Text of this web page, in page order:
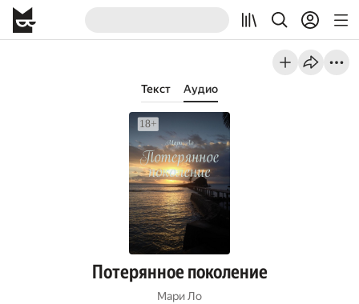
Текст Аудио
Потерянное поколение
Мари Ло